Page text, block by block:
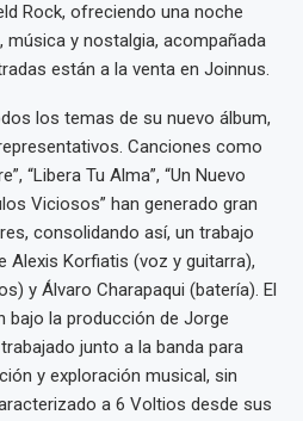
Rock, ofreciendo una noche
música y nostalgia, acompañada
están a la venta en Joinnus.
los temas de su nuevo álbum,
Canciones como
“Libera Tu Alma”, “Un Nuevo
Viciosos” han generado gran
consolidando así, un trabajo
Alexis Korfiatis (voz y guitarra),
y Álvaro Charapaqui (batería). El
bajo la producción de Jorge
junto a la banda para
y exploración musical, sin
a 6 Voltios desde sus